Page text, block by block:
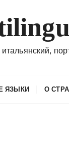
ЯЗЫКИ О